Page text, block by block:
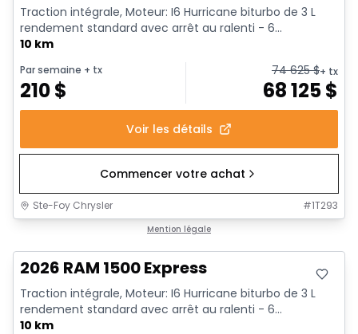
Traction intégrale, Moteur: I6 Hurricane biturbo de 3 L
rendement standard avec arrêt au ralenti - 6...
10 km
Par semaine + tx
210$
74 625$+ tx
68 125$
Voir les détails
Commencer votre achat
Ste-Foy Chrysler #1T293
Mention légale
2026 RAM 1500 Express
Traction intégrale, Moteur: I6 Hurricane biturbo de 3 L
rendement standard avec arrêt au ralenti - 6...
10 km